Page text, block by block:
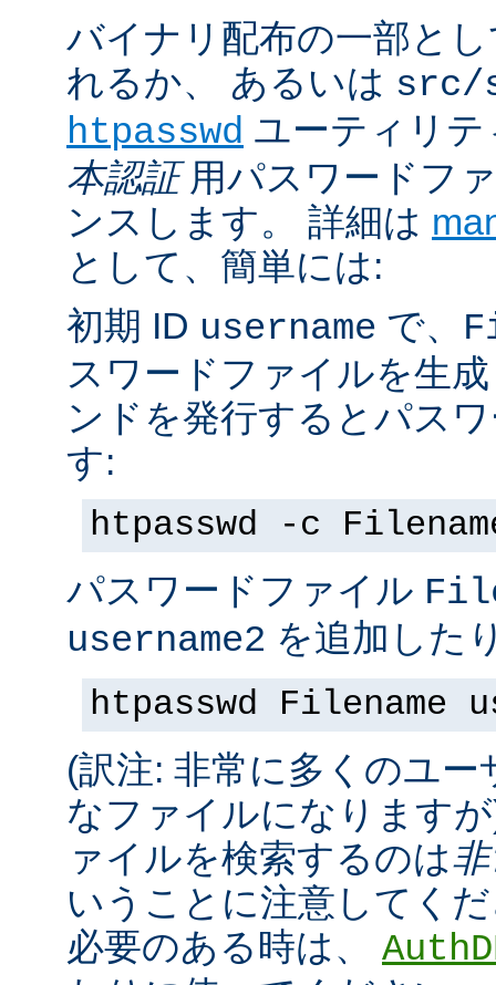
バイナリ配布の一部と
れるか、 あるいは src/
htpasswd ユーティリ
本認証用パスワードフ
ンスします。 詳細は
として、簡単には:
初期 ID username で、
スワードファイルを生
ンドを発行するとパス
す:
htpasswd -c
パスワードファイル
username2 を追加した
htpasswd Filename
(訳注: 非常に多くのユ
なファイルになります
ァイルを検索するのは
いうことに注意してく
必要のある時は、